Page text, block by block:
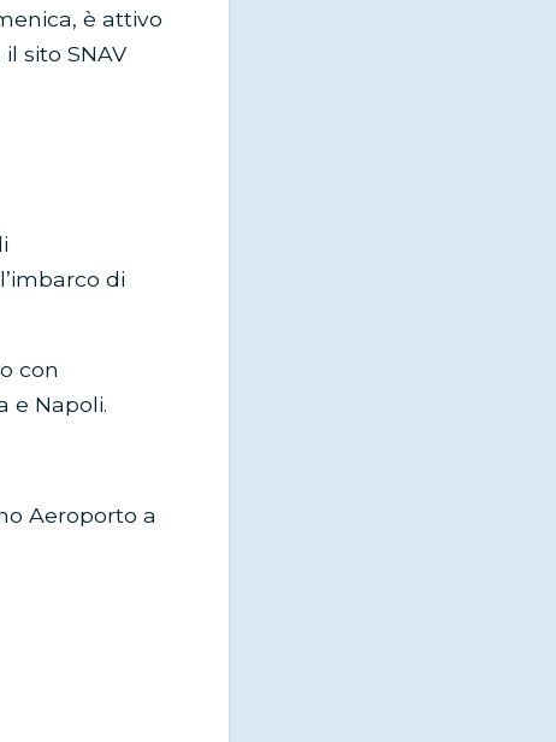
è attivo
sito SNAV
di
con
e Napoli.
Aeroporto a